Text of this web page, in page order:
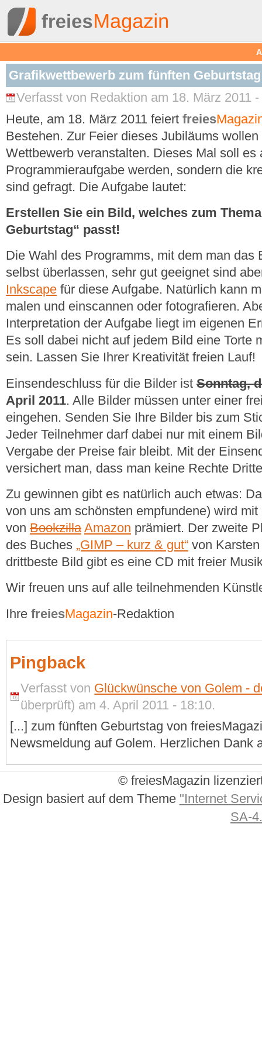
Grafikwettbewerb zum fünften Geburtstag
Verfasst von Redaktion am 18. März 2011
Heute, am 18. März 2011 feiert freies
Bestehen. Zur Feier dieses Jubiläums
Wettbewerb veranstalten. Dieses Mal soll es
Programmieraufgabe werden, sondern die
sind gefragt. Die Aufgabe lautet:
Erstellen Sie ein Bild, welches zum
Geburtstag“ passt!
Die Wahl des Programms, mit dem man das
selbst überlassen, sehr gut geeignet sind
Inkscape für diese Aufgabe. Natürlich kann
malen und einscannen oder fotografieren.
Interpretation der Aufgabe liegt im eigenen
Es soll dabei nicht auf jedem Bild eine Torte
sein. Lassen Sie Ihrer Kreativität freien Lauf!
Einsendeschluss für die Bilder ist Sonntag,
April 2011. Alle Bilder müssen unter einer
eingehen. Senden Sie Ihre Bilder bis zum
Jeder Teilnehmer darf dabei nur mit einem
Vergabe der Preise fair bleibt. Mit der
versichert man, dass man keine Rechte
Zu gewinnen gibt es natürlich auch etwas:
von uns am schönsten empfundene) wird
von Bookzilla Amazon prämiert. Der zweite
des Buches „GIMP – kurz & gut“ von
drittbeste Bild gibt es eine CD mit freier
Wir freuen uns auf alle teilnehmenden
Ihre freiesMagazin-Redaktion
Pingback
Verfasst von Glückwünsche von Golem -
überprüft) am 4. April 2011 - 18:10.
[...] zum fünften Geburtstag von
Newsmeldung auf Golem. Herzlichen Dank
© freiesMagazin
Design basiert auf dem Theme "Internet
SA-